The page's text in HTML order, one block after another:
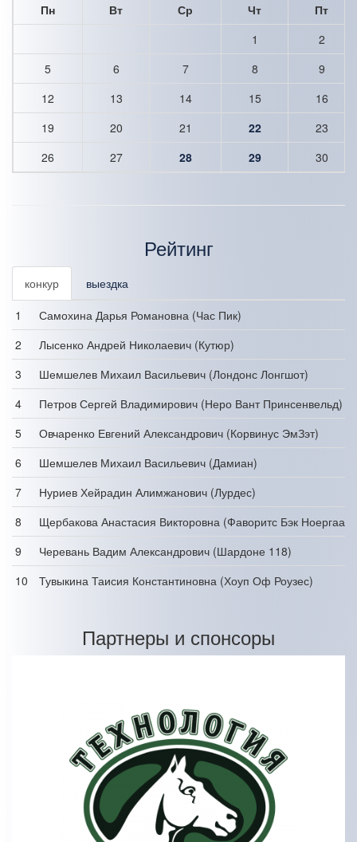
Пн
Вт Ср Чт
Пт
1
2
5
6 7 8
9
12
13 14 15
16
19
20 21 22
23
26
27 28 29 30
Рейтинг
конкур
выездка
1
Самохина Дарья Романовна (Час Пик)
2
Лысенко Андрей Николаевич (Кутюр)
3
Шемшелев Михаил Васильевич (Лондонс Лонгшот)
4
Петров Сергей Владимирович (Неро Вант Принсенвельд)
5
Овчаренко Евгений Александрович (Корвинус ЭмЗэт)
6
Шемшелев Михаил Васильевич (Дамиан)
7
Нуриев Хейрадин Алимжанович (Лурдес)
8
Щербакова Анастасия Викторовна (Фаворитс Бэк
9
Черевань Вадим Александрович (Шардоне 118)
10
Тувыкина Таисия Константиновна (Хоуп Оф Роузес)
Партнеры и спонсоры